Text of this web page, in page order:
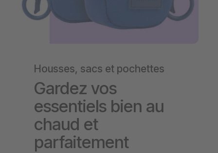
Housses, sacs et pochettes
Gardez vos
essentiels bien au
chaud et
parfaitement